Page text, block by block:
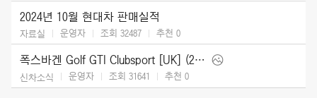
2024년 10월 현대차 판매실적
자료실 운영자 조회 32487 추천 0
폭스바겐 Golf GTI Clubsport [UK] (2025)
신차소식 운영자 조회 31641 추천 0